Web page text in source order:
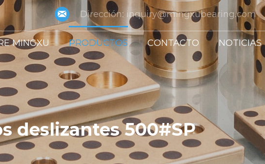
Dirección: inquiry@mingxubearing.com
MINGXU PRODUCTOS CONTACTO NOTICIAS
deslizantes 500#SP